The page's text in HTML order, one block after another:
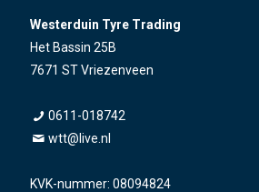
Westerduin Tyre Trading
Het Bassin 25B
7671 ST Vriezenveen
0611-018742
wtt@live.nl
KVK-nummer: 08094824